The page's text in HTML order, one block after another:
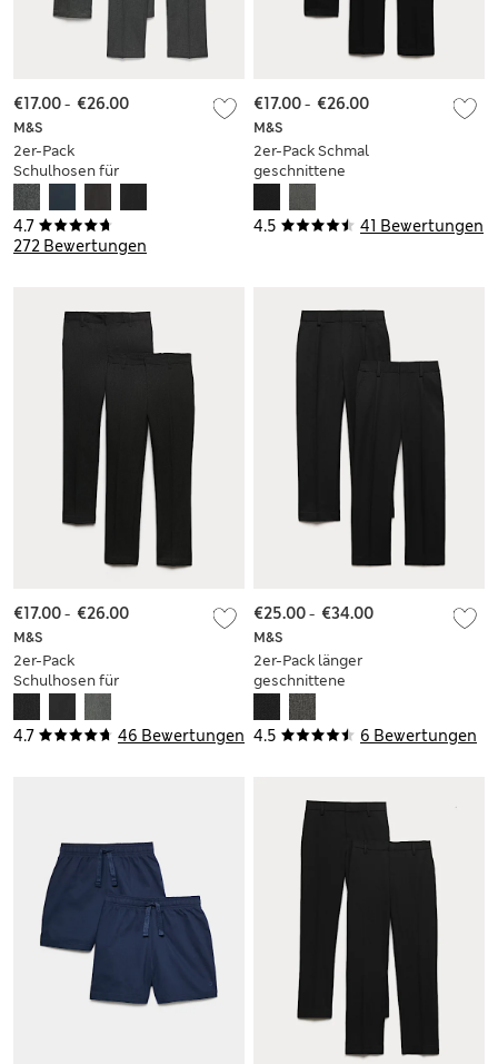
4.7
272 Bewertungen
M&S
2er-Pack
Schulhosen für
Jungen mit
normalem Bein (2–
18 Jahre)
€17.00- €26.00
4.5 41 Bewertungen
M&S
2er-Pack Schmal
geschnittene
Schulhose für
Jungen mit
schmalem Bein
€17.00- €26.00
4.7 46 Bewertungen
M&S
2er-Pack
Schulhosen für
Jungen mit
schmalem Bein (2–
18 Jahre)
€17.00- €26.00
4.5 6 Bewertungen
M&S
2er-Pack länger
geschnittene
Bundfaltenhosen für
Jungen (2–18 Jahre)
€25.00- €34.00